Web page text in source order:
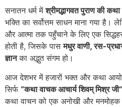
सनातन धर्म मेंश्रीमद्भागवत पुराण की कथा
भक्ति का सर्वोत्तम साधन माना गया
और आत्मा तक पहुँचाने के लिए एक
होती है, जिसके पासमधुर वाणी, रस-
ज्ञानका अद्भुत संगम हो।
आज देशभर में हजारों भक्त और कथा
सिर्फ “कथा वाचक आचार्य शिवम् मिश्र जी”
कथा वाचन को एक अनोखी और